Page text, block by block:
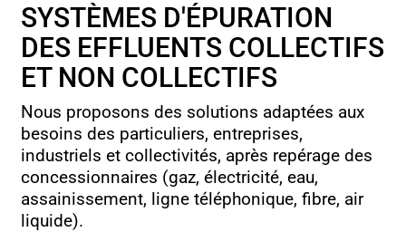
SYSTÈMES D'ÉPURATION
DES EFFLUENTS COLLECTIFS
ET NON COLLECTIFS
Nous proposons des solutions adaptées aux
besoins des particuliers, entreprises,
industriels et collectivités, après repérage des
concessionnaires (gaz, électricité, eau,
assainissement, ligne téléphonique, fibre, air
liquide).